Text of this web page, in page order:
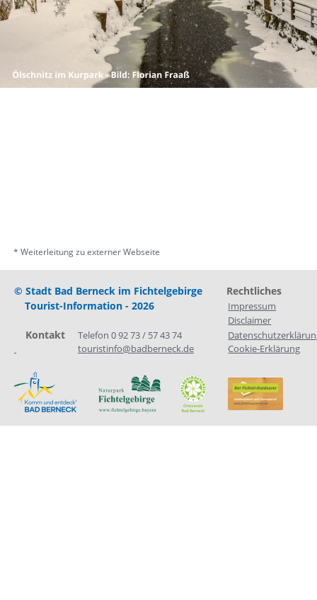
© Stadt Bad Berneck im Fichtelgebirge
Rechtliches
Tourist-Information - 2026
Impressum
Disclaimer
    Kontakt
Telefon 0 92 73 / 57 43 74
touristinfo@badberneck.de
Cookie-Erklärung
* Weiterleitung zu externer Webseite